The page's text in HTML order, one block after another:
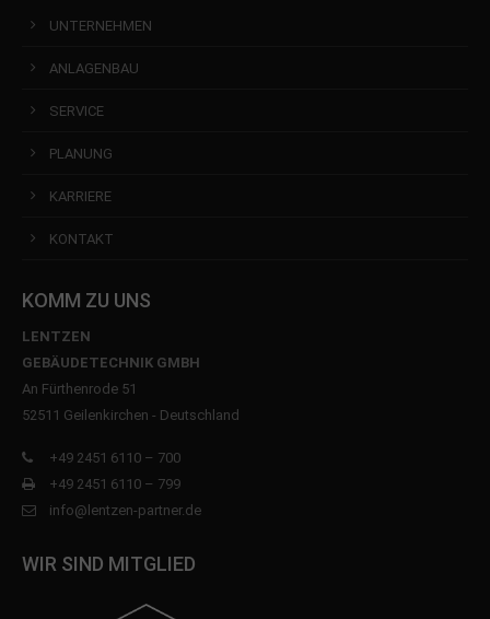
UNTERNEHMEN
ANLAGENBAU
SERVICE
PLANUNG
KARRIERE
KONTAKT
KOMM ZU UNS
LENTZEN
GEBÄUDETECHNIK GMBH
An Fürthenrode 51
52511 Geilenkirchen - Deutschland
+49 2451 6110 – 700
+49 2451 6110 – 799
info@lentzen-partner.de
WIR SIND MITGLIED